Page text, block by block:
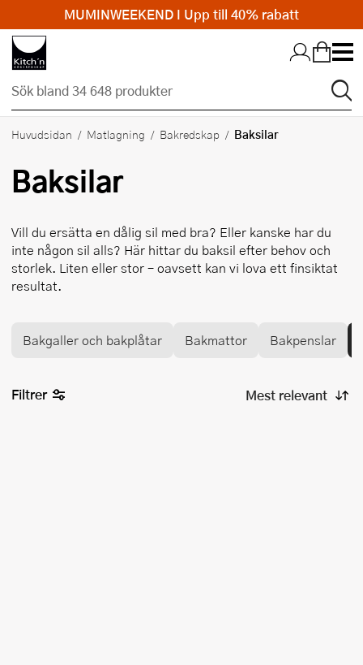
Hopp till huvudinnehållet
Huvudsidan Matlagning Bakredskap Baksilar
Baksilar
Vill du ersätta en dålig sil med bra? Eller kanske har du
inte någon sil alls? Här hittar du baksil efter behov och
storlek. Liten eller stor – oavsett kan vi lova ett finsiktat
resultat.
Bakgaller och bakplåtar Bakmattor Bakpenslar
Filtrer
MUMINWEEKEND I Upp till 40% rabatt